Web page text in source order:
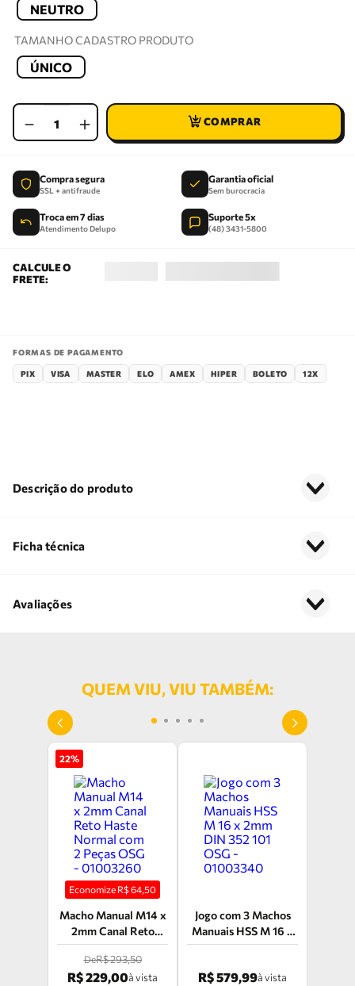
NEUTRO
TAMANHO CADASTRO PRODUTO
ÚNICO
＋
－
Compra segura
SSL + antifraude
Garantia oficial
Sem burocracia
Troca em 7 dias
Atendimento Delupo
Suporte 5x
(48) 3431-5800
FORMAS DE PAGAMENTO
PIX VISA MASTER ELO AMEX HIPER BOLETO 12X
Descrição do produto
Ficha técnica
Avaliações
QUEM VIU, VIU TAMBÉM:
22%
Economize R$64,50
Macho Manual M14 x
2mm Canal Reto
Haste Normal com 2
Peças OSG -
01003260
DeR$ 293,50
R$ 229,00à vista
Jogo com 3 Machos
Manuais HSS M 16 x
2mm DIN 352 101
R$ 579,99à vista